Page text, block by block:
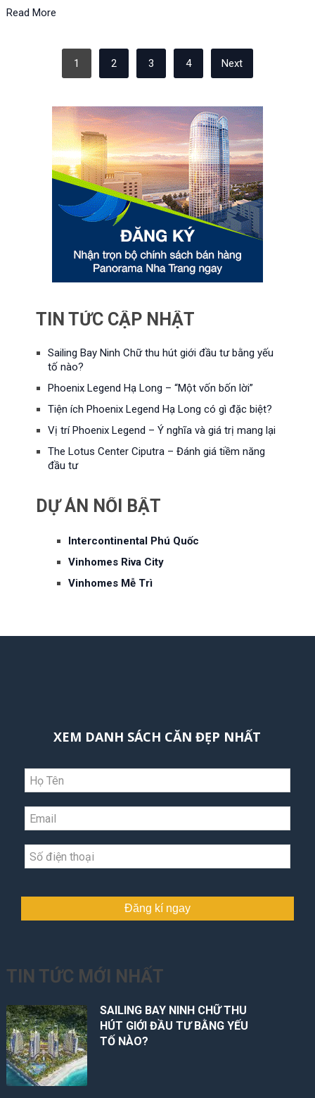
Read More
NAVIGATION
1 2 3 4 Next
TIN TỨC CẬP NHẬT
Sailing Bay Ninh Chữ thu hút giới đầu tư bằng yếu
tố nào?
Phoenix Legend Hạ Long – “Một vốn bốn lời”
Tiện ích Phoenix Legend Hạ Long có gì đặc biệt?
Vị trí Phoenix Legend – Ý nghĩa và giá trị mang lại
The Lotus Center Ciputra – Đánh giá tiềm năng
đầu tư
DỰ ÁN NỔI BẬT
Intercontinental Phú Quốc
Vinhomes Riva City
Vinhomes Mễ Trì
XEM DANH SÁCH CĂN ĐẸP NHẤT
Đăng kí ngay
TIN TỨC MỚI NHẤT
SAILING BAY NINH CHỮ THU
HÚT GIỚI ĐẦU TƯ BẰNG YẾU
TỐ NÀO?